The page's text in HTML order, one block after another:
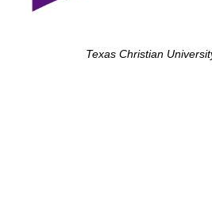
Texas Christian